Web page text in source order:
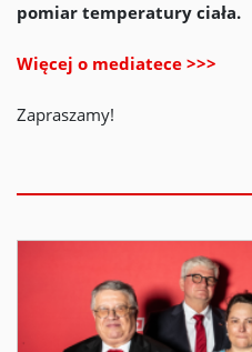
pomiar temperatury ciała.
Więcej o mediatece >>>
Zapraszamy!